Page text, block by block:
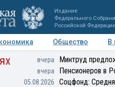
Издание
Федерального
Российской
Общество
В
Мнения Регионы
вчера Минтруд
вчера Пенсионеров в
05.08.2026 Соцфонд: